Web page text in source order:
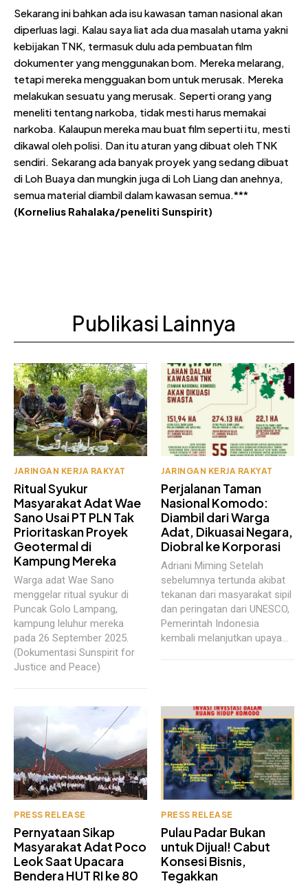
Sekarang ini bahkan ada isu kawasan taman nasional akan
diperluas lagi. Kalau saya liat ada dua masalah utama yakni
kebijakan TNK, termasuk dulu ada pembuatan film
dokumenter yang menggunakan bom. Mereka melarang,
tetapi mereka mengguakan bom untuk merusak. Mereka
melakukan sesuatu yang merusak. Seperti orang yang
meneliti tentang narkoba, tidak mesti harus memakai
narkoba. Kalaupun mereka mau buat film seperti itu, mesti
dikawal oleh polisi. Dan itu aturan yang dibuat oleh TNK
sendiri. Sekarang ada banyak proyek yang sedang dibuat
di Loh Buaya dan mungkin juga di Loh Liang dan anehnya,
semua material diambil dalam kawasan semua.***
(Kornelius Rahalaka/peneliti Sunspirit)
Publikasi Lainnya
JARINGAN KERJA RAKYAT
Ritual Syukur
Masyarakat Adat Wae
Sano Usai PT PLN Tak
Prioritaskan Proyek
Geotermal di
Kampung Mereka
Warga adat Wae Sano
menggelar ritual syukur di
Puncak Golo Lampang,
kampung leluhur mereka
pada 26 September 2025.
(Dokumentasi Sunspirit for
Justice and Peace)
JARINGAN KERJA RAKYAT
Perjalanan Taman
Nasional Komodo:
Diambil dari Warga
Adat, Dikuasai Negara,
Diobral ke Korporasi
Adriani Miming Setelah
sebelumnya tertunda akibat
tekanan dari masyarakat sipil
dan peringatan dari UNESCO,
Pemerintah Indonesia
kembali melanjutkan upaya...
PRESS RELEASE
Pernyataan Sikap
Masyarakat Adat Poco
Leok Saat Upacara
Bendera HUT RI ke 80
PRESS RELEASE
Pulau Padar Bukan
untuk Dijual! Cabut
Konsesi Bisnis,
Tegakkan